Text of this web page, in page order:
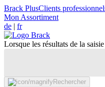
Brack PlusClients
Mon Assortiment
de | fr
Lorsque les résultats de la
Rechercher